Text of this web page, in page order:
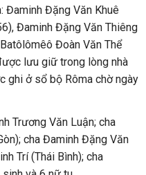
Đaminh Đặng Văn Khuê
Đaminh Đặng Văn Thiêng
Đoàn Văn Thể
lưu giữ trong lòng nhà
ghi ở sổ bộ Rôma chờ ngày
Trương Văn Luận; cha
cha Đaminh Đặng Văn
Trí (Thái Bình); cha